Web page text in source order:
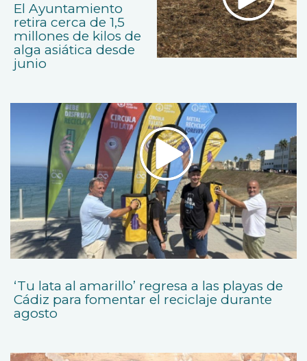
El Ayuntamiento
retira cerca de 1,5
millones de kilos de
alga asiática desde
junio
‘Tu lata al amarillo’ regresa a las playas de
Cádiz para fomentar el reciclaje durante
agosto